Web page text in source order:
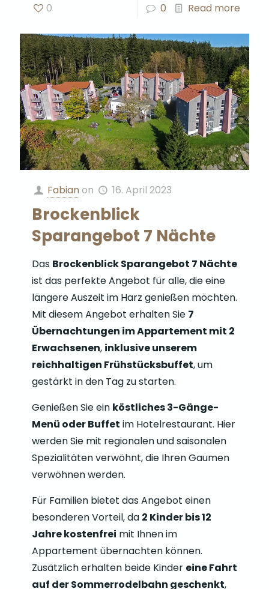
0 0 Read more
Fabianon 16. April 2023
Brockenblick
Sparangebot 7 Nächte
Das Brockenblick Sparangebot 7 Nächte
ist das perfekte Angebot für alle, die eine
längere Auszeit im Harz genießen möchten.
Mit diesem Angebot erhalten Sie 7
Übernachtungen im Appartement mit 2
Erwachsenen, inklusive unserem
reichhaltigen Frühstücksbuffet, um
gestärkt in den Tag zu starten.
Genießen Sie ein köstliches 3-Gänge-
Menü oder Buffet im Hotelrestaurant. Hier
werden Sie mit regionalen und saisonalen
Spezialitäten verwöhnt, die Ihren Gaumen
verwöhnen werden.
Für Familien bietet das Angebot einen
besonderen Vorteil, da 2 Kinder bis 12
Jahre kostenfrei mit Ihnen im
Appartement übernachten können.
Zusätzlich erhalten beide Kinder eine Fahrt
auf der Sommerrodelbahn geschenkt,